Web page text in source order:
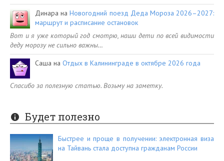
Динара наНовогодний поезд Деда Мороза 2026–2027:
маршрут и расписание остановок
Вот и я уже который год смотрю, наши дети по всей видимости
деду морозу не сильно важны…
Саша на Отдых в Калининграде в октябре 2026 года
Спасибо за полезную статью. Возьму на заметку.
Будет полезно
Быстрее и проще в получении: электронная виза
на Тайвань стала доступна гражданам России